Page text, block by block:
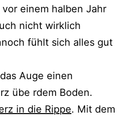
einem halben Jahr
nicht wirklich
fühlt sich alles gut
Auge einen
übe rdem Boden.
in die Rippe. Mit dem